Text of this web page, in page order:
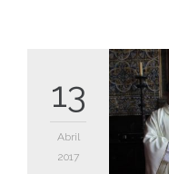
13
Abril
2017